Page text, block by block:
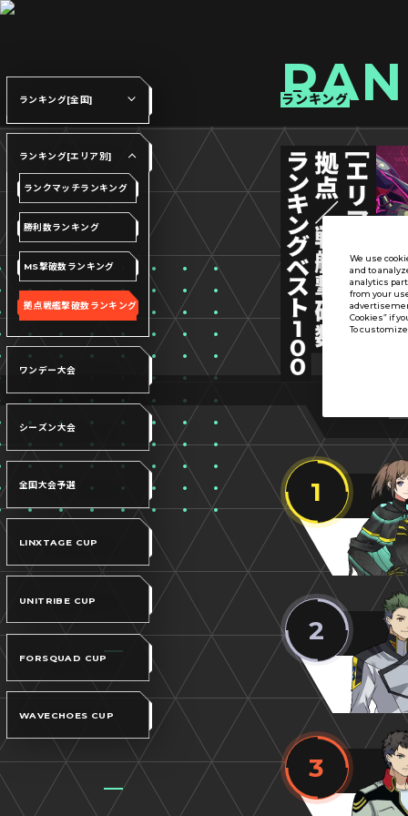
ランキング
1
2
3
ランキング[全国]
ランキング[エリア別]
ランクマッチランキング
勝利数ランキング
MS撃破数ランキング
拠点戦艦撃破数ランキング
ワンデー大会
シーズン大会
全国大会予選
LINXTAGE CUP
UNITRIBE CUP
FORSQUAD CUP
WAVECHOES CUP
We use
and to
analytics
from your
Cookies” if
To